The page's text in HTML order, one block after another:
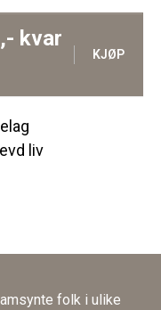
kvar
KJØP
liv
folk i ulike